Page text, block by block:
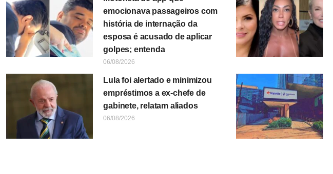
emocionava passageiros com
história de internação da
esposa é acusado de aplicar
golpes; entenda
06/08/2026
Lula foi alertado e minimizou
empréstimos a ex-chefe de
gabinete, relatam aliados
06/08/2026